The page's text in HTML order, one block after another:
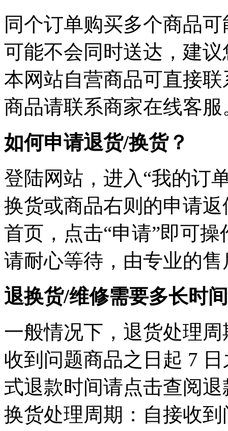
同个订单购买多个商品
可能不会同时送达，建
本网站自营商品可直接
商品请联系商家在线客服
如何申请退货/换货？
登陆网站，进入“我的订
换货或商品右则的申请
首页，点击“申请”即可
请耐心等待，由专业的
退换货/维修需要多长时
一般情况下，退货处理
收到问题商品之日起 7
式退款时间请点击查阅
换货处理周期：自接收